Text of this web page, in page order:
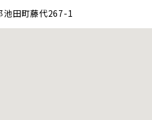
田町藤代267-1